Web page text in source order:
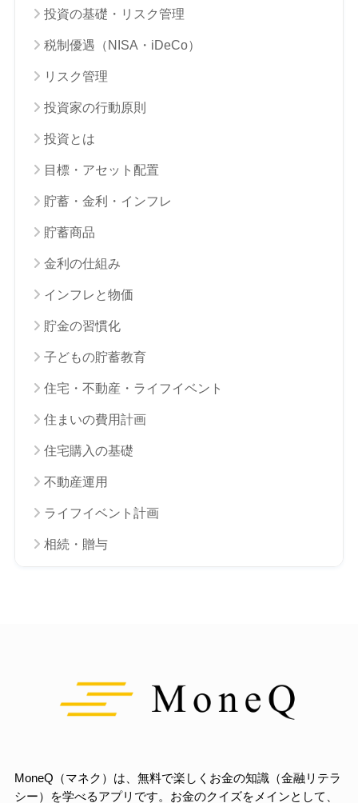
投資の基礎・リスク管理
税制優遇（NISA・iDeCo）
リスク管理
投資家の行動原則
投資とは
目標・アセット配置
貯蓄・金利・インフレ
貯蓄商品
金利の仕組み
インフレと物価
貯金の習慣化
子どもの貯蓄教育
住宅・不動産・ライフイベント
住まいの費用計画
住宅購入の基礎
不動産運用
ライフイベント計画
相続・贈与
MoneQ（マネク）は、無料で楽しくお金の知識（金融リテラ
シー）を学べるアプリです。お金のクイズをメインとして、